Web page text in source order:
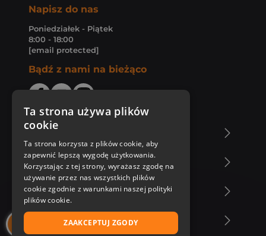
Napisz do nas
Poniedziałek - Piątek
8:00 - 18:00
[email protected]
Bądź z nami na bieżąco
Zakupy u nas
Nasza oferta
Nasi autorzy
Ta strona używa plików
cookie
Ta strona korzysta z plików cookie, aby
zapewnić lepszą wygodę użytkowania.
Korzystając z tej strony, wyrażasz zgodę na
używanie przez nas wszystkich plików
cookie zgodnie z warunkami naszej polityki
plików cookie.
ZAAKCEPTUJ ZGODY